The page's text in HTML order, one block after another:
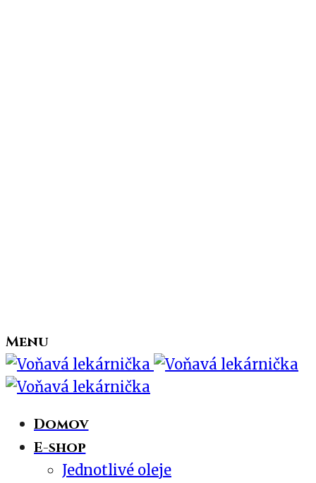
Menu
Domov
E-shop
Jednotlivé oleje